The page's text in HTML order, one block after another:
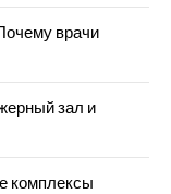
врачи
зал и
комплексы